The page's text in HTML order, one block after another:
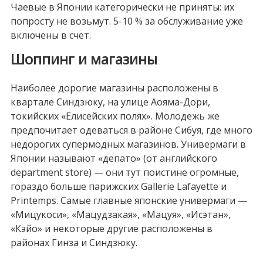
Чаевые в Японии категорически не приняты: их
попросту не возьмут. 5-10 % за обслуживание уже
включены в счет.
Шоппинг и магазины
Наиболее дорогие магазины расположены в
квартале Синдзюку, на улице Аояма-Дори,
токийских «Елисейских полях». Молодежь же
предпочитает одеваться в районе Сибуя, где много
недорогих супермодных магазинов. Универмаги в
Японии называют «депато» (от английского
department store) — они тут поистине огромные,
гораздо больше парижских Gallerie Lafayette и
Printemps. Самые главные японские универмаги —
«Мицукоси», «Мацудзакая», «Мацуя», «Исэтан»,
«Кэйо» и некоторые другие расположены в
районах Гинза и Синдзюку.